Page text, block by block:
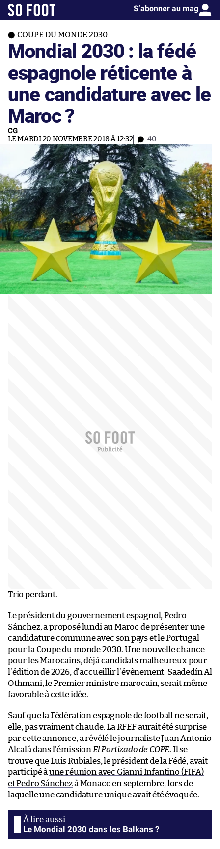
S’abonner au mag
COUPE DU MONDE 2030
Mondial 2030 : la fédé
espagnole réticente à
une candidature avec le
Maroc ?
CG
LE MARDI 20 NOVEMBRE 2018 À 12:32 40
Trio perdant.
Le président du gouvernement espagnol, Pedro
Sánchez, a proposé lundi au Maroc de présenter une
candidature commune avec son pays et le Portugal
pour la Coupe du monde 2030. Une nouvelle chance
pour les Marocains, déjà candidats malheureux pour
l’édition de 2026, d’accueillir l’évènement. Saadedín Al
Othmani, le Premier ministre marocain, serait même
favorable à cette idée.
Sauf que la Fédération espagnole de football ne serait,
elle, pas vraiment chaude. La RFEF aurait été surprise
par cette annonce, a révélé le journaliste Juan Antonio
Alcalá dans l’émission El Partizado de COPE. Il se
trouve que Luis Rubiales, le président de la Fédé, avait
participé à une réunion avec Gianni Infantino (FIFA)
et Pedro Sánchezà Monaco en septembre, lors de
laquelle une candidature unique avait été évoquée.
Le Mondial 2030 dans les Balkans ?